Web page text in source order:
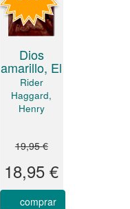
Dios
amarillo, El
Rider
Haggard,
Henry
19,95 €
18,95 €
comprar